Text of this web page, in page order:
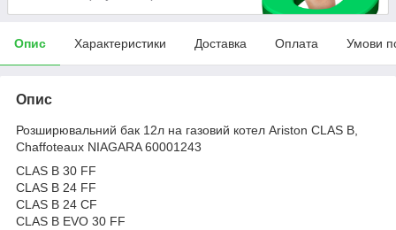
Опис Характеристики Доставка Оплата Умови
Опис
Розширювальний бак 12л на газовий котел Ariston CLAS B,
Chaffoteaux NIAGARA 60001243
CLAS B 30 FF
CLAS B 24 FF
CLAS B 24 CF
CLAS B EVO 30 FF